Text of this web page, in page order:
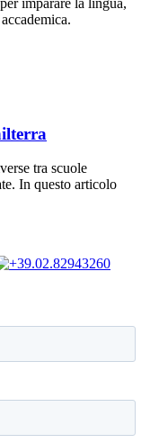
tra scuole
In questo articolo